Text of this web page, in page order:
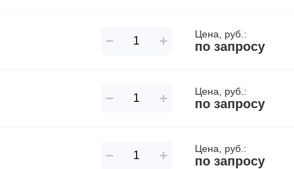
− + Цена, руб.:
по запросу
− + Цена, руб.:
по запросу
− + Цена, руб.:
по запросу